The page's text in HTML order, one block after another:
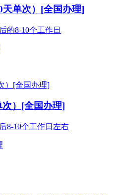
单次）[全国办理]
的8-10个工作日
）[全国办理]
8-10个工作日左右